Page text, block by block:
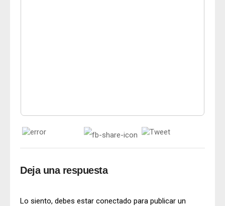
Deja una respuesta
Lo siento, debes estar conectado para publicar un